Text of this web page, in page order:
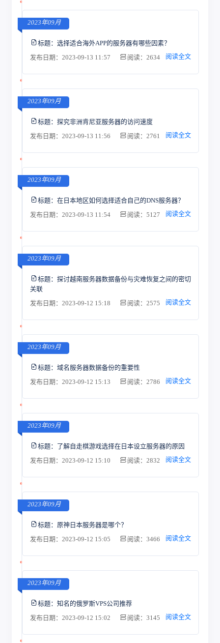
2023年09月
标题： 选择适合海外APP的服务器有哪些因素？
发布日期：2023-09-13 11:57
阅读：2634 阅读全文
2023年09月
标题： 探究非洲肯尼亚服务器的访问速度
发布日期：2023-09-13 11:56
阅读：2761 阅读全文
2023年09月
标题： 在日本地区如何选择适合自己的DNS服务器？
发布日期：2023-09-13 11:54
阅读：5127 阅读全文
2023年09月
标题： 探讨越南服务器数据备份与灾难恢复之间的密切
关联
发布日期：2023-09-12 15:18
阅读：2575 阅读全文
2023年09月
标题： 域名服务器数据备份的重要性
发布日期：2023-09-12 15:13
阅读：2786 阅读全文
2023年09月
标题： 了解自走棋游戏选择在日本设立服务器的原因
发布日期：2023-09-12 15:10
阅读：2832 阅读全文
2023年09月
标题： 原神日本服务器是哪个？
发布日期：2023-09-12 15:05
阅读：3466 阅读全文
2023年09月
标题： 知名的俄罗斯VPS公司推荐
发布日期：2023-09-12 15:02
阅读：3145 阅读全文